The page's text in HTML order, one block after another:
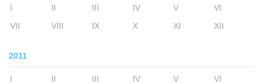
I II III IV V
VI
VII
VIII IX X XI XII
2011
I II III IV V
VI